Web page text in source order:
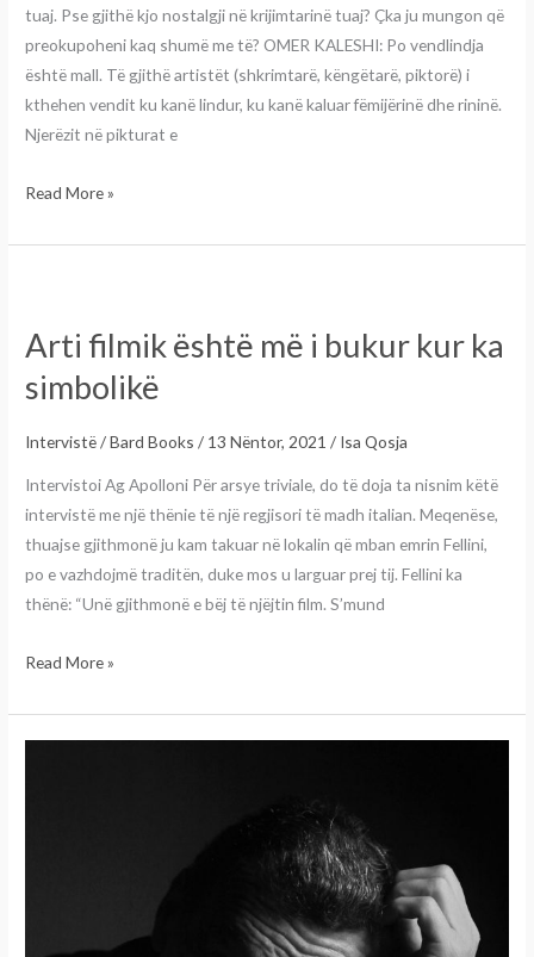
tuaj. Pse gjithë kjo nostalgji në krijimtarinë tuaj? Çka ju mungon që
preokupoheni kaq shumë me të? OMER KALESHI: Po vendlindja
është mall. Të gjithë artistët (shkrimtarë, këngëtarë, piktorë) i
kthehen vendit ku kanë lindur, ku kanë kaluar fëmijërinë dhe rininë.
Njerëzit në pikturat e
Read More »
Arti filmik është më i bukur kur ka
simbolikë
Intervistë/Bard Books/ 13 Nëntor, 2021/ Isa Qosja
Intervistoi Ag Apolloni Për arsye triviale, do të doja ta nisnim këtë
intervistë me një thënie të një regjisori të madh italian. Meqenëse,
thuajse gjithmonë ju kam takuar në lokalin që mban emrin Fellini,
po e vazhdojmë traditën, duke mos u larguar prej tij. Fellini ka
thënë: “Unë gjithmonë e bëj të njëjtin film. S’mund
është
më
i
bukur
ka
simbolikë
Read More »